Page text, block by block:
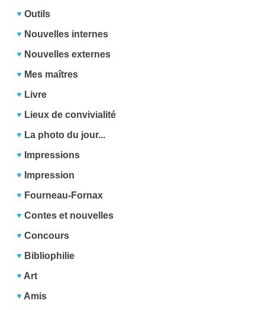
Outils
Nouvelles internes
Nouvelles externes
Mes maîtres
Livre
Lieux de convivialité
La photo du jour...
Impressions
Impression
Fourneau-Fornax
Contes et nouvelles
Concours
Bibliophilie
Art
Amis